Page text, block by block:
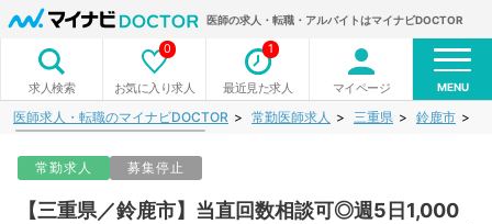
医師の求人・転職・アルバイトはマイナビDOCTOR
求人検索 お気に入り求人
0
最近見た求人
1
マイページ MENU
医師求人・転職のマイナビDOCTOR 常勤医師求人 三重県 鈴鹿市
常勤求人 募集停止
【三重県／鈴鹿市】当直回数相談可◎週5日1,000